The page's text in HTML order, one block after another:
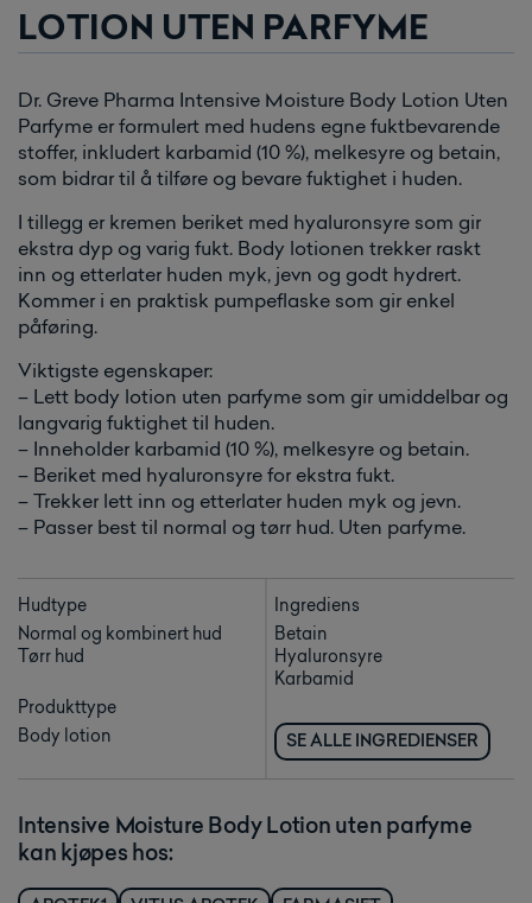
LOTION UTEN PARFYME
Dr. Greve Pharma Intensive Moisture Body Lotion Uten
Parfyme er formulert med hudens egne fuktbevarende
stoffer, inkludert karbamid (10 %), melkesyre og betain,
som bidrar til å tilføre og bevare fuktighet i huden.
I tillegg er kremen beriket med hyaluronsyre som gir
ekstra dyp og varig fukt. Body lotionen trekker raskt
inn og etterlater huden myk, jevn og godt hydrert.
Kommer i en praktisk pumpeflaske som gir enkel
påføring.
Viktigste egenskaper:
– Lett body lotion uten parfyme som gir umiddelbar og
langvarig fuktighet til huden.
– Inneholder karbamid (10 %), melkesyre og betain.
– Beriket med hyaluronsyre for ekstra fukt.
– Trekker lett inn og etterlater huden myk og jevn.
– Passer best til normal og tørr hud. Uten parfyme.
Hudtype
Normal og kombinert hud
Tørr hud
Produkttype
Body lotion
Ingrediens
Betain
Hyaluronsyre
Karbamid
SE ALLE INGREDIENSER
Intensive Moisture Body Lotion uten parfyme
kan kjøpes hos: